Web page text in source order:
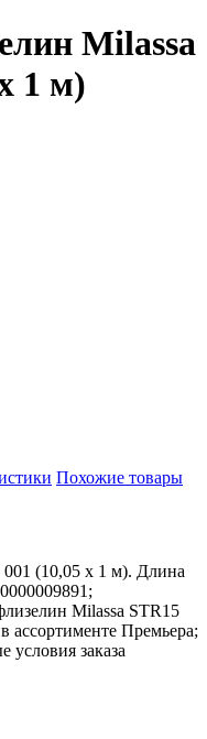
Milassa
1 м)
Похожие товары
(10,05 х 1 м). Длина
Milassa STR15
ассортименте Премьера;
условия заказа